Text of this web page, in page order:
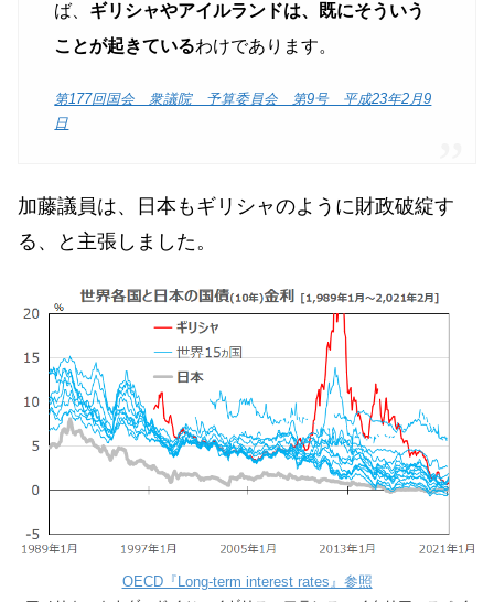
ば、 ギリシャやアイルランドは、既にそういう
ことが起きているわけであります。
第177回国会 衆議院 予算委員会 第9号 平成23年2月9
日
加藤議員は、日本もギリシャのように財政破綻す
る、と主張しました。
OECD『Long-term interest rates』参照